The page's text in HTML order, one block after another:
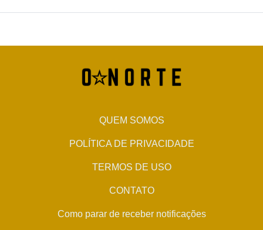
QUEM SOMOS
POLÍTICA DE PRIVACIDADE
TERMOS DE USO
CONTATO
Como parar de receber notificações